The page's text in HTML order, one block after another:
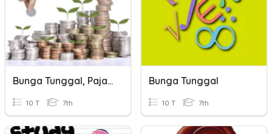
Bunga Tunggal, Pajak, Diskon
10 T 7th
Bunga Tunggal
10 T 7th